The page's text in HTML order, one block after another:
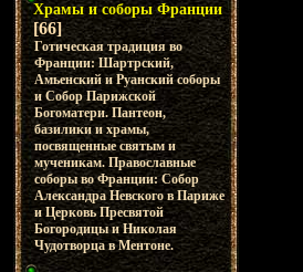
Храмы и соборы Франции
[66]
Готическая традиция во
Франции: Шартрский,
Амьенский и Руанский соборы
и Собор Парижской
Богоматери. Пантеон,
базилики и храмы,
посвященные святым и
мученикам. Православные
соборы во Франции: Собор
Александра Невского в Париже
и Церковь Пресвятой
Богородицы и Николая
Чудотворца в Ментоне.